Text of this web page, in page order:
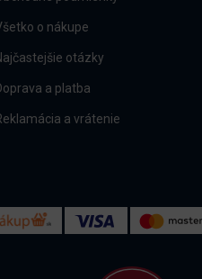
o nákupe
otázky
a platba
a vrátenie